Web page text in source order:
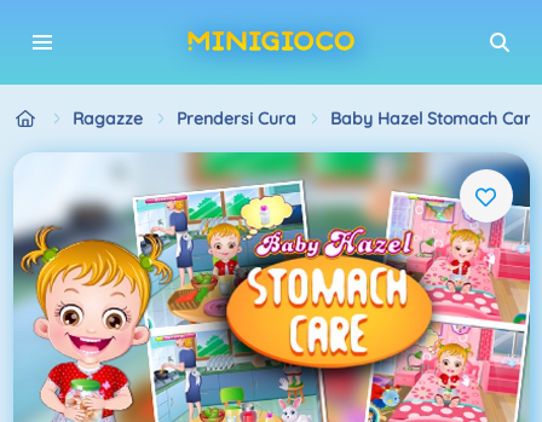
Ragazze Prendersi Cura Baby Hazel Stomach Care